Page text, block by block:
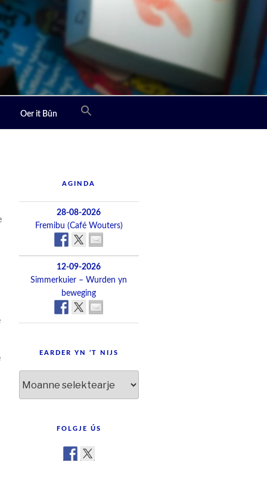
Oer it Bûn
AGINDA
28-08-2026
Fremibu (Café Wouters)
12-09-2026
Simmerkuier – Wurden yn
beweging
EARDER YN ’T NIJS
yn
FOLGJE ÚS